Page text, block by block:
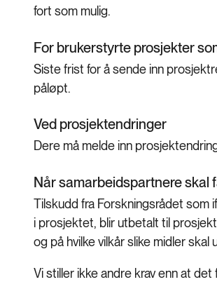
fort som mulig.
For brukerstyrte prosjekter
Siste frist for å sende inn
påløpt.
Ved prosjektendringer
Dere må melde inn
Når samarbeidspartnere skal
Tilskudd fra Forskningsrådet som
i prosjektet, blir utbetalt til
og på hvilke vilkår slike midler
Vi stiller ikke andre krav enn at